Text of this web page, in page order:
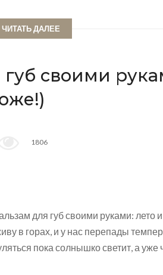
ЧИТАТЬ ДАЛЕЕ
своими
1806
для губ своими руками: лето
в горах, и у нас перепады
пока солнышко светит, а уже